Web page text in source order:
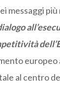
messaggi
europeo
al centro